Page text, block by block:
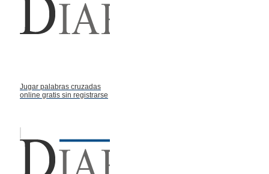
Jugar palabras cruzadas
online gratis sin registrarse